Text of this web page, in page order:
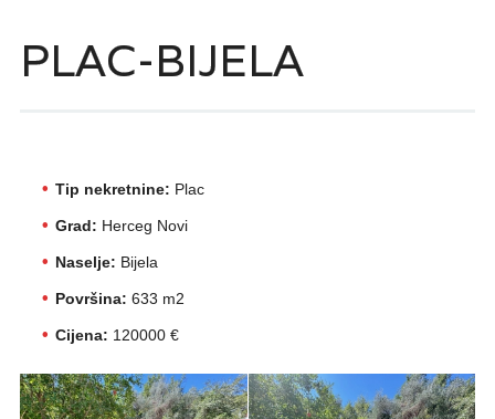
PLAC-BIJELA
Tip nekretnine: Plac
Grad: Herceg Novi
Naselje: Bijela
Površina: 633 m2
Cijena: 120000 €